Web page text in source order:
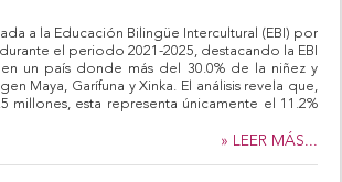
a la Educación Bilingüe Intercultural (EBI) por
el periodo 2021-2025, destacando la EBI
un país donde más del 30.0% de la niñez y
Maya, Garífuna y Xinka. El análisis revela que,
millones, esta representa únicamente el 11.2%
» LEER MÁS...